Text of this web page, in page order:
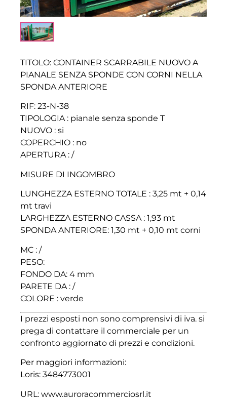
TITOLO: CONTAINER SCARRABILE NUOVO A
PIANALE SENZA SPONDE CON CORNI NELLA
SPONDA ANTERIORE
RIF: 23-N-38
TIPOLOGIA : pianale senza sponde T
NUOVO : si
COPERCHIO : no
APERTURA : /
MISURE DI INGOMBRO
LUNGHEZZA ESTERNO TOTALE : 3,25 mt + 0,14
mt travi
LARGHEZZA ESTERNO CASSA : 1,93 mt
SPONDA ANTERIORE: 1,30 mt + 0,10 mt corni
MC : /
PESO:
FONDO DA: 4 mm
PARETE DA : /
COLORE : verde
I prezzi esposti non sono comprensivi di iva. si
prega di contattare il commerciale per un
confronto aggiornato di prezzi e condizioni.
Per maggiori informazioni:
Loris: 3484773001
URL: www.auroracommerciosrl.it